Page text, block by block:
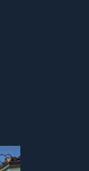
Non preferito